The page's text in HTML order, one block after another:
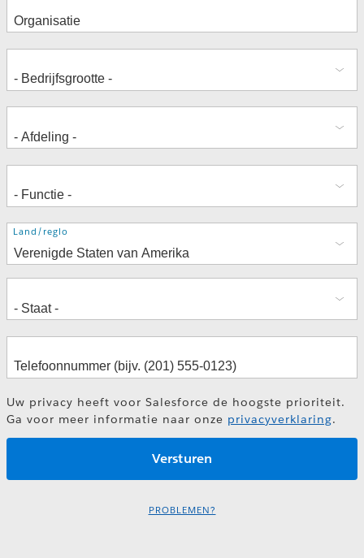
Adres
Land/regio
Uw privacy heeft voor Salesforce de hoogste prioriteit.
Ga voor meer informatie naar onze privacyverklaring.
PROBLEMEN?